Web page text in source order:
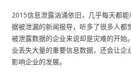
2015信息泄露汹涌依旧，几乎每天都
据被泄漏的新闻报导，听多了很多人都
被泄露数据的企业来说却是灾难的开始
业丢失大量的重要信息数据，还会让企
影响企业的发展。